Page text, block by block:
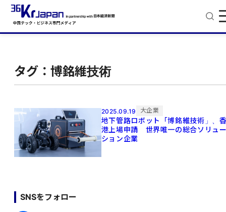
タグ：博銘維技術
2025.09.19 大企業
地下管路ロボット「博銘維技術」、
港上場申請 世界唯一の総合ソリュ
ション企業
SNSをフォロー